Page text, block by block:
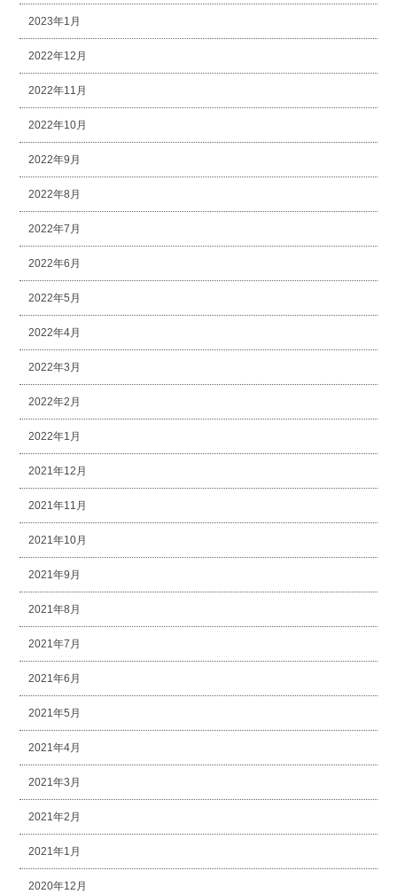
2023年1月
2022年12月
2022年11月
2022年10月
2022年9月
2022年8月
2022年7月
2022年6月
2022年5月
2022年4月
2022年3月
2022年2月
2022年1月
2021年12月
2021年11月
2021年10月
2021年9月
2021年8月
2021年7月
2021年6月
2021年5月
2021年4月
2021年3月
2021年2月
2021年1月
2020年12月